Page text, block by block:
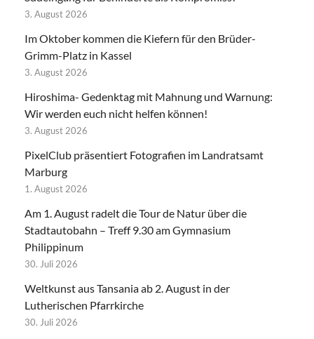
3. August 2026
Im Oktober kommen die Kiefern für den Brüder-
Grimm-Platz in Kassel
3. August 2026
Hiroshima- Gedenktag mit Mahnung und Warnung:
Wir werden euch nicht helfen können!
3. August 2026
PixelClub präsentiert Fotografien im Landratsamt
Marburg
1. August 2026
Am 1. August radelt die Tour de Natur über die
Stadtautobahn – Treff 9.30 am Gymnasium
Philippinum
30. Juli 2026
Weltkunst aus Tansania ab 2. August in der
Lutherischen Pfarrkirche
30. Juli 2026